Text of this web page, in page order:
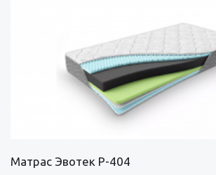
Матрас Эвотек Р-404